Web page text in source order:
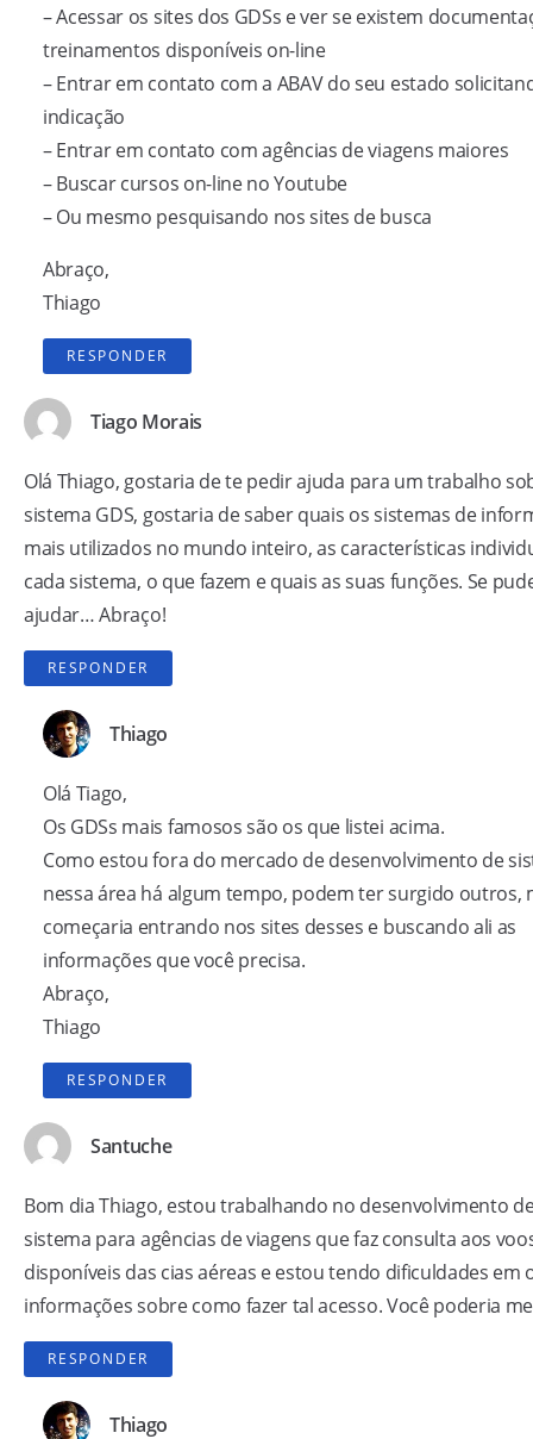
– Acessar os sites dos GDSs e ver se existem
treinamentos disponíveis on-line
– Entrar em contato com a ABAV do seu estado
indicação
– Entrar em contato com agências de viagens maiores
– Buscar cursos on-line no Youtube
– Ou mesmo pesquisando nos sites de busca
Abraço,
Thiago
RESPONDER
Tiago Morais
Olá Thiago, gostaria de te pedir ajuda para um trabalho
sistema GDS, gostaria de saber quais os sistemas de
mais utilizados no mundo inteiro, as características
cada sistema, o que fazem e quais as suas funções. Se
ajudar… Abraço!
RESPONDER
Thiago
Olá Tiago,
Os GDSs mais famosos são os que listei acima.
Como estou fora do mercado de desenvolvimento de
nessa área há algum tempo, podem ter surgido outros,
começaria entrando nos sites desses e buscando ali as
informações que você precisa.
Abraço,
Thiago
RESPONDER
Santuche
Bom dia Thiago, estou trabalhando no desenvolvimento
sistema para agências de viagens que faz consulta aos
disponíveis das cias aéreas e estou tendo dificuldades em
informações sobre como fazer tal acesso. Você poderia
RESPONDER
Thiago